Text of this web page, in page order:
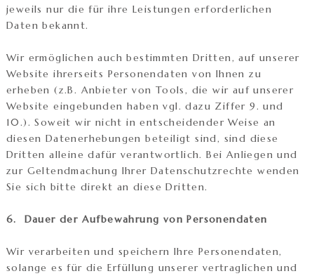
jeweils nur die für ihre Leistungen erforderlichen
Daten bekannt.
Wir ermöglichen auch bestimmten Dritten, auf unserer
Website ihrerseits Personendaten von Ihnen zu
erheben (z.B. Anbieter von Tools, die wir auf unserer
Website eingebunden haben vgl. dazu Ziffer 9. und
10.). Soweit wir nicht in entscheidender Weise an
diesen Datenerhebungen beteiligt sind, sind diese
Dritten alleine dafür verantwortlich. Bei Anliegen und
zur Geltendmachung Ihrer Datenschutzrechte wenden
Sie sich bitte direkt an diese Dritten.
6. Dauer der Aufbewahrung von Personendaten
Wir verarbeiten und speichern Ihre Personendaten,
solange es für die Erfüllung unserer vertraglichen und